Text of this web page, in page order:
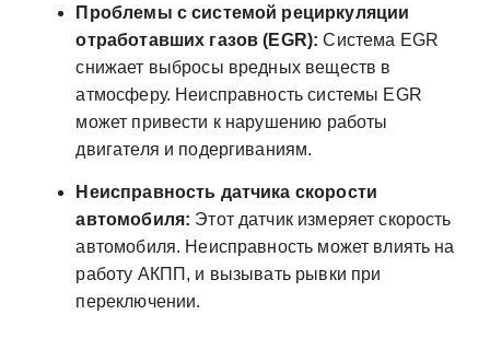
Проблемы с системой рециркуляции
отработавших газов (EGR): Система EGR
снижает выбросы вредных веществ в
атмосферу. Неисправность системы EGR
может привести к нарушению работы
двигателя и подергиваниям.
Неисправность датчика скорости
автомобиля: Этот датчик измеряет скорость
автомобиля. Неисправность может влиять на
работу АКПП, и вызывать рывки при
переключении.